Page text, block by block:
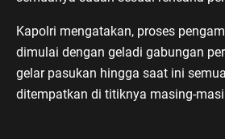
Kapolri mengatakan, proses
dimulai dengan geladi gabungan
gelar pasukan hingga saat ini
ditempatkan di titiknya masing-